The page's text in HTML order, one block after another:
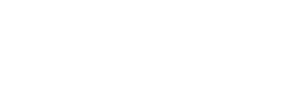
ようお願いしま
にご登録され
ない年数を意
通知します。
、取り引きをい
ムロン制御